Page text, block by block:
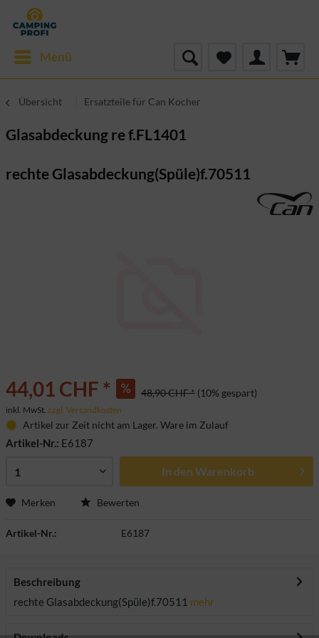
Menü
Übersicht Ersatzteile für Can Kocher
Glasabdeckung re f.FL1401
rechte Glasabdeckung(Spüle)f.70511
44,01 CHF * 48,90 CHF * (10% gespart)
inkl. MwSt. zzgl. Versandkosten
Artikel zur Zeit nicht am Lager. Ware im Zulauf
Artikel-Nr.: E6187
In den Warenkorb
Merken Bewerten
Artikel-Nr.: E6187
Beschreibung
rechte Glasabdeckung(Spüle)f.70511 mehr